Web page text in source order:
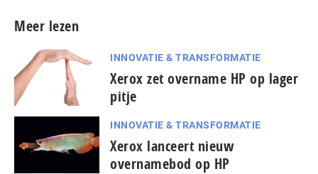
Meer lezen
INNOVATIE & TRANSFORMATIE
Xerox zet overname HP op lager
pitje
INNOVATIE & TRANSFORMATIE
Xerox lanceert nieuw
overnamebod op HP